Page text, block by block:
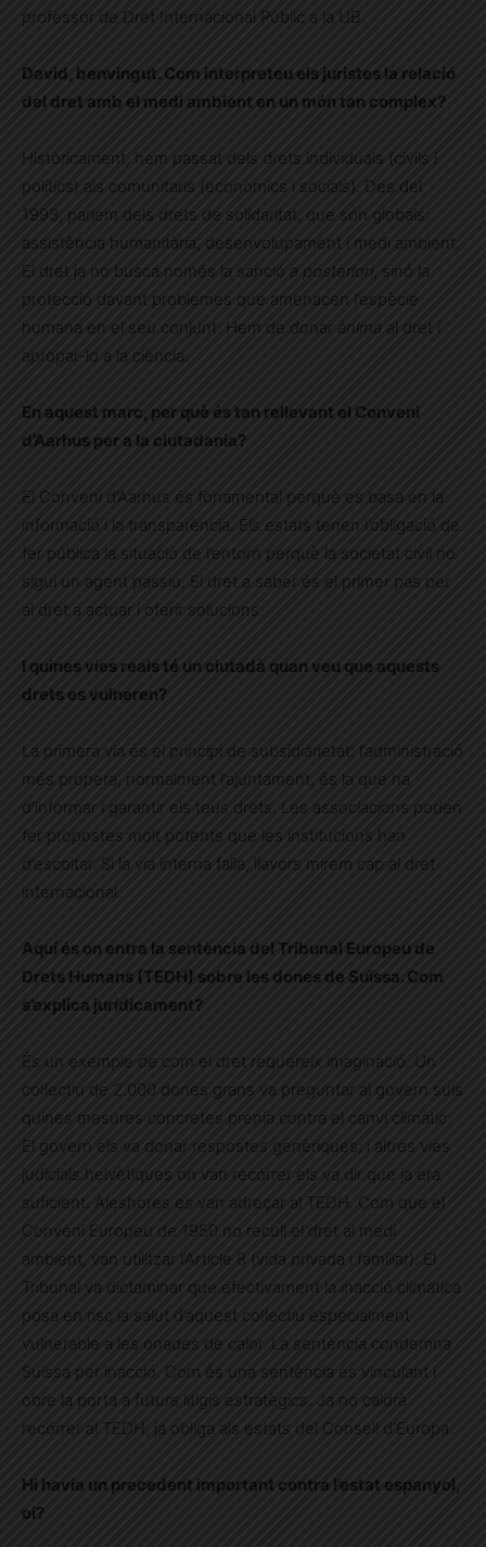
professor de Dret Internacional Públic a la UB.
David, benvingut. Com interpreteu els juristes la relació
del dret amb el medi ambient en un món tan complex?
Històricament, hem passat dels drets individuals (civils i
polítics) als comunitaris (econòmics i socials). Des del
1993, parlem dels drets de solidaritat, que són globals:
assistència humanitària, desenvolupament i medi ambient.
El dret ja no busca només la sanció a posteriori, sinó la
protecció davant problemes que amenacen l’espècie
humana en el seu conjunt. Hem de donar ànima al dret i
apropar-lo a la ciència.
En aquest marc, per què és tan rellevant el Conveni
d’Aarhus per a la ciutadania?
El Conveni d’Aarhus és fonamental perquè es basa en la
informació i la transparència. Els estats tenen l’obligació de
fer pública la situació de l’entorn perquè la societat civil no
sigui un agent passiu. El dret a saber és el primer pas per
al dret a actuar i oferir solucions.
I quines vies reals té un ciutadà quan veu que aquests
drets es vulneren?
La primera via és el principi de subsidiarietat: l’administració
més propera, normalment l’ajuntament, és la que ha
d’informar i garantir els teus drets. Les associacions poden
fer propostes molt potents que les institucions han
d’escoltar. Si la via interna falla, llavors mirem cap al dret
internacional.
Aquí és on entra la sentència del Tribunal Europeu de
Drets Humans (TEDH) sobre les dones de Suïssa. Com
s’explica jurídicament?
És un exemple de com el dret requereix imaginació. Un
col·lectiu de 2.000 dones grans va preguntar al govern suís
quines mesures concretes prenia contra el canvi climàtic.
El govern els va donar respostes genèriques; i altres vies
judicials helvètiques on van recórrer els va dir que ja era
suficient. Aleshores es van adreçar al TEDH. Com que el
Conveni Europeu de 1950 no recull el dret al medi
ambient, van utilitzar l’Article 8 (vida privada i familiar). El
Tribunal va dictaminar que efectivament la inacció climàtica
posa en risc la salut d’aquest col·lectiu especialment
vulnerable a les onades de calor. La sentència condemna
Suïssa per inacció. Com és una sentència és vinculant i
obre la porta a futurs litigis estratègics. Ja no caldrà
recórrer al TEDH, ja obliga als estats del Consell d’Europa.
Hi havia un precedent important contra l’estat espanyol,
oi?